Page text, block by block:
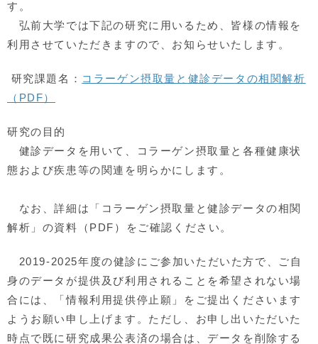
す。
弘前大学では下記の研究に用いるため、皆様の情報を
利用させていただきますので、お知らせいたします。
研究課題名： コラーゲン摂取量と健診データの相関解析
（PDF）
研究の目的
健診データを用いて、コラーゲン摂取量と各種健康状
態および疾患等の関連を明らかにします。
なお、詳細は「コラーゲン摂取量と健診データの相関
解析」の資料（PDF）をご確認ください。
2019-2025年度の健診にご参加いただいた方で、ご自
身のデータが提供及び利用されることを希望されない場
合には、「情報利用提供停止願」をご提出くださいます
ようお願い申し上げます。ただし、お申し出いただいた
時点で既に研究成果公表済の場合は、データを削除する